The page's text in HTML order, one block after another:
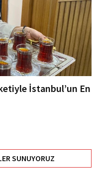
İstanbul’un En
SUNUYORUZ